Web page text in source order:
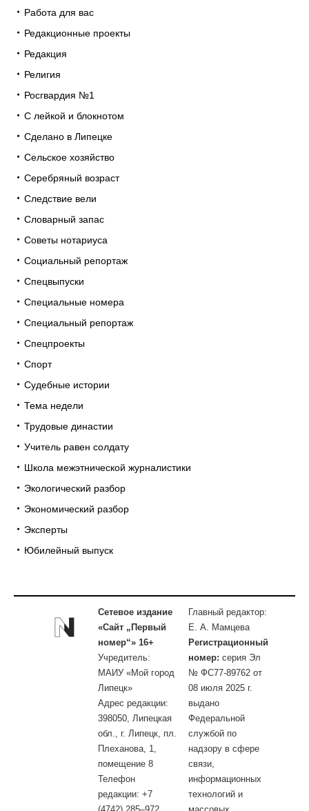
Работа для вас
Редакционные проекты
Редакция
Религия
Росгвардия №1
С лейкой и блокнотом
Сделано в Липецке
Сельское хозяйство
Серебряный возраст
Следствие вели
Словарный запас
Советы нотариуса
Социальный репортаж
Спецвыпуски
Специальные номера
Специальный репортаж
Спецпроекты
Спорт
Судебные истории
Тема недели
Трудовые династии
Учитель равен солдату
Школа межэтнической журналистики
Экологический разбор
Экономический разбор
Эксперты
Юбилейный выпуск
Сетевое издание
«Сайт „Первый
номер“» 16+
Учредитель:
МАИУ «Мой город
Липецк»
Адрес редакции:
398050, Липецкая
обл., г. Липецк, пл.
Плеханова, 1,
помещение 8
Телефон
редакции: +7
Главный редактор:
Е. А. Мамцева
Регистрационный
номер: серия Эл
№ ФС77-89762 от
08 июля 2025 г.
выдано
Федеральной
службой по
надзору в сфере
связи,
информационных
технологий и